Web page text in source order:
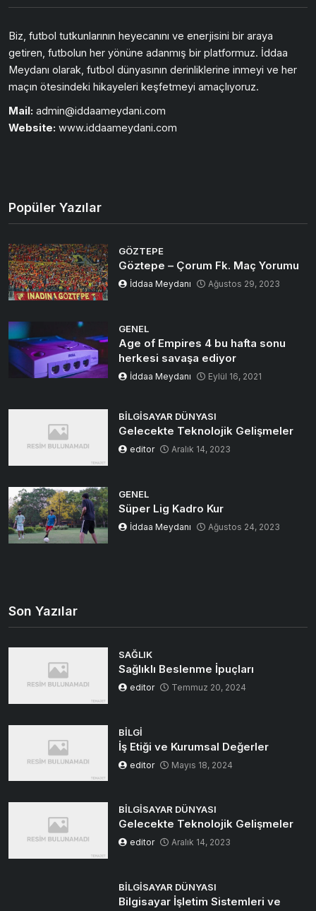
Biz, futbol tutkunlarının heyecanını ve enerjisini bir araya
getiren, futbolun her yönüne adanmış bir platformuz. İddaa
Meydanı olarak, futbol dünyasının derinliklerine inmeyi ve her
maçın ötesindeki hikayeleri keşfetmeyi amaçlıyoruz.
Mail: admin@iddaameydani.com
Website: www.iddaameydani.com
Popüler Yazılar
GÖZTEPE
Göztepe – Çorum Fk. Maç Yorumu
İddaa Meydanı Ağustos 29, 2023
GENEL
Age of Empires 4 bu hafta sonu
herkesi savaşa ediyor
İddaa Meydanı Eylül 16, 2021
BILGISAYAR DÜNYASI
Gelecekte Teknolojik Gelişmeler
editor Aralık 14, 2023
GENEL
Süper Lig Kadro Kur
İddaa Meydanı Ağustos 24, 2023
Son Yazılar
SAĞLIK
Sağlıklı Beslenme İpuçları
editor Temmuz 20, 2024
BILGI
İş Etiği ve Kurumsal Değerler
editor Mayıs 18, 2024
BILGISAYAR DÜNYASI
Gelecekte Teknolojik Gelişmeler
editor Aralık 14, 2023
BILGISAYAR DÜNYASI
Bilgisayar İşletim Sistemleri ve